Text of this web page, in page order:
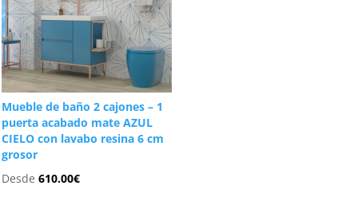
Mueble de baño 2 cajones – 1
puerta acabado mate AZUL
CIELO con lavabo resina 6 cm
grosor
Desde610.00€